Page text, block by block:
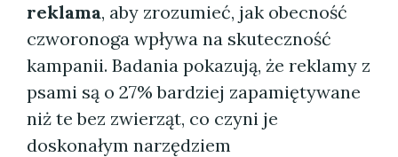
reklama, aby zrozumieć, jak obecność
czworonoga wpływa na skuteczność
kampanii. Badania pokazują, że reklamy z
psami są o 27% bardziej zapamiętywane
niż te bez zwierząt, co czyni je
doskonałym narzędziem